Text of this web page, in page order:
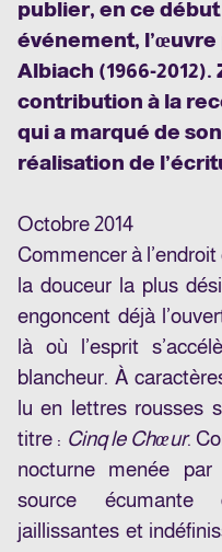
publier, en ce début
événement,
Albiach (1966-
contribution à la
qui a marqué de
réalisation de
Octobre 2014
Commencer à
la douceur la plus
engoncent déjà
là où l’esprit
blancheur. À
lu en lettres rousses
titre : Cinq le Chœur.
nocturne menée par
source écumante
jaillissantes et